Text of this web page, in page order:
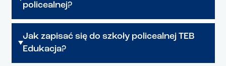
policealnej?
Jak zapisać się do szkoły policealnej TEB
Edukacja?